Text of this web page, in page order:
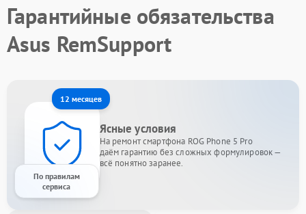
Гарантийные обязательства
Asus RemSupport
12 месяцев
По правилам
сервиса
Ясные условия
На ремонт смартфона ROG Phone 5 Pro
даём гарантию без сложных формулировок —
всё понятно заранее.